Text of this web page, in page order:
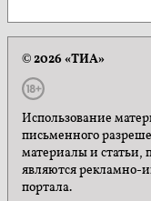
© 2026 «ТИА»
Использование
письменного
материалы и статьи,
являются
портала.